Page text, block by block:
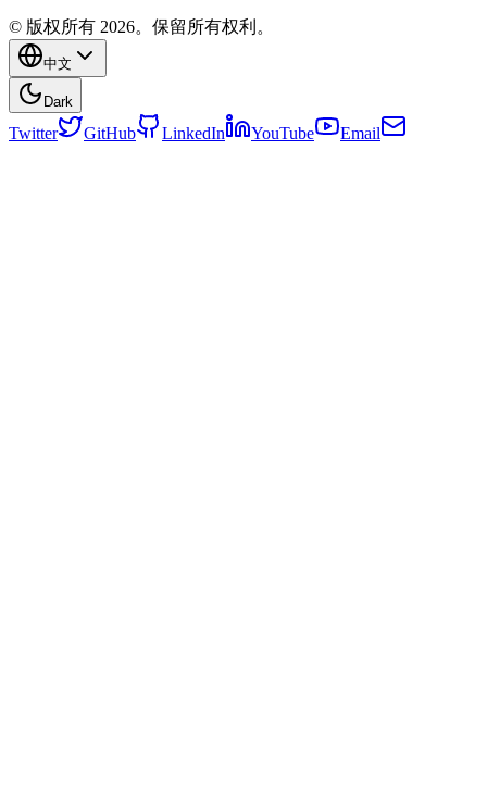
© 版权所有 2026。保留所有权利。
中文
Dark
Twitter GitHub LinkedIn YouTube Email